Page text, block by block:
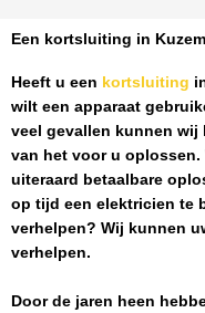
Een kortsluiting in
Heeft u een kortsluiting
wilt een apparaat
veel gevallen kunnen wij
van het voor u
uiteraard betaalbare
op tijd een elektricien te
verhelpen? Wij kunnen
verhelpen.
Door de jaren heen